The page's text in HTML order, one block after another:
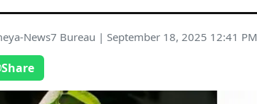
News7 Bureau | September 18, 2025 12:41 PM
Share